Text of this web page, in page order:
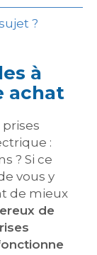
?
à
achat
:
? Si ce
vous y
de mieux
de